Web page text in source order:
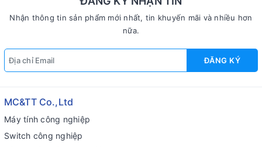
Nhận thông tin sản phẩm mới nhất, tin khuyến mãi và nhiều hơn
nữa.
ĐĂNG KÝ
MC&TT Co.,Ltd
Máy tính công nghiệp
Switch công nghiệp